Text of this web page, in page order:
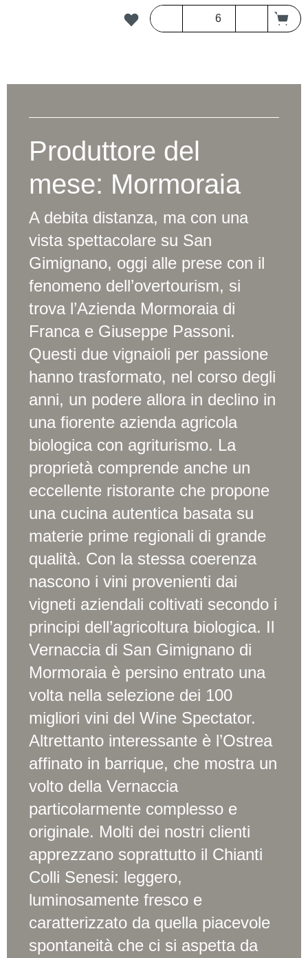
Produttore del
mese: Mormoraia
A debita distanza, ma con una
vista spettacolare su San
Gimignano, oggi alle prese con il
fenomeno dell’overtourism, si
trova l’Azienda Mormoraia di
Franca e Giuseppe Passoni.
Questi due vignaioli per passione
hanno trasformato, nel corso degli
anni, un podere allora in declino in
una fiorente azienda agricola
biologica con agriturismo. La
proprietà comprende anche un
eccellente ristorante che propone
una cucina autentica basata su
materie prime regionali di grande
qualità. Con la stessa coerenza
nascono i vini provenienti dai
vigneti aziendali coltivati secondo i
principi dell’agricoltura biologica. Il
Vernaccia di San Gimignano di
Mormoraia è persino entrato una
volta nella selezione dei 100
migliori vini del Wine Spectator.
Altrettanto interessante è l’Ostrea
affinato in barrique, che mostra un
volto della Vernaccia
particolarmente complesso e
originale. Molti dei nostri clienti
apprezzano soprattutto il Chianti
Colli Senesi: leggero,
luminosamente fresco e
caratterizzato da quella piacevole
spontaneità che ci si aspetta da